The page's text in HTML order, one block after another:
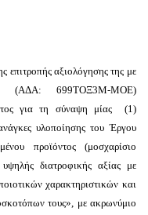
επιτροπής αξιολόγησης της με
(ΑΔΑ: 699ΤΟΞ3Μ-ΜΟΕ)
για τη σύναψη μίας (1)
υλοποίησης του Έργου
προϊόντος (μοσχαρίσιο
διατροφικής αξίας με
χαρακτηριστικών και
τους», με ακρωνύμιο